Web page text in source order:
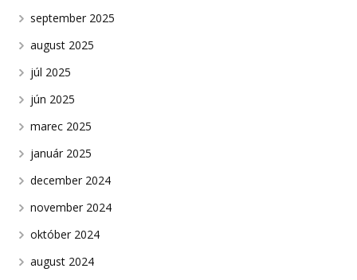
september 2025
august 2025
júl 2025
jún 2025
marec 2025
január 2025
december 2024
november 2024
október 2024
august 2024